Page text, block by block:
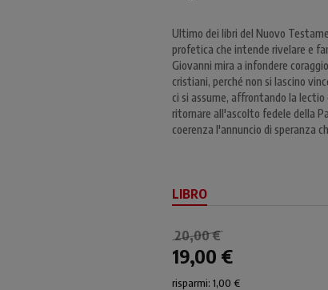
Ultimo dei libri del Nuovo
profetica che intende rivelare e
Giovanni mira a infondere
cristiani, perché non si lascino
ci si assume, affrontando la
ritornare all'ascolto fedele della
coerenza l'annuncio di speranza
LIBRO
20,00 €
19,00 €
risparmi: 1,00 €